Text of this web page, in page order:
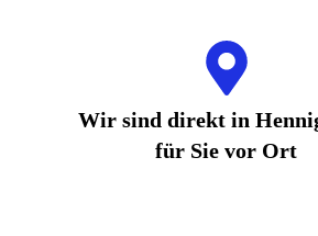
Wir sind direkt in
für Sie vor Ort